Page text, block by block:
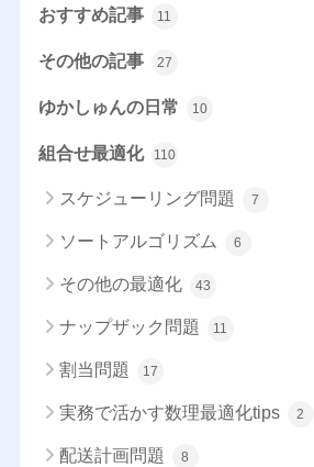
おすすめ記事 11
その他の記事 27
ゆかしゅんの日常 10
組合せ最適化 110
スケジューリング問題 7
ソートアルゴリズム 6
その他の最適化 43
ナップザック問題 11
割当問題 17
実務で活かす数理最適化tips 2
配送計画問題 8